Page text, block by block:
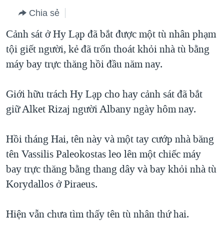
chính
điều
hướng
chính
tới
"Tìm"
BLOG
DIỄN ĐÀN
MỤC
VẠCH TRẦN TIN GIẢ
NGƯỜI VIỆT HẢI NGOẠI
KINH TẾ
KHOA HỌC
SỨC KHOẺ
THỂ THAO
CHUYÊN ĐỀ
CHIẾN TRANH THƯƠNG MẠI CỦA MỸ: QUÁ KHỨ VÀ HIỆN
MỘT NĂM CHIẾN TRANH TẠI DẢI GAZA
GIẢI MÃ VÀNH ĐAI & CON ĐƯỜNG
NGÀY TỊ NẠN THẾ GIỚI
TRỊNH VĨNH BÌNH - NGƯỜI HẠ 'BÊN THẮNG CUỘC'
GROUND ZERO – XƯA VÀ NAY
HỌC TIẾNG ANH
VIDEO
MẠNG XÃ HỘI
Chia sẻ
Cảnh sát ở Hy Lạp đã bắt được một tù nhân phạm
tội giết người, kẻ đã trốn thoát khỏi nhà tù bằng
máy bay trực thăng hồi đầu năm nay.
Giới hữu trách Hy Lạp cho hay cảnh sát đã bắt
giữ Alket Rizaj người Albany ngày hôm nay.
Hồi tháng Hai, tên này và một tay cướp nhà băng
tên Vassilis Paleokostas leo lên một chiếc máy
bay trực thăng bằng thang dây và bay khỏi nhà tù
Korydallos ở Piraeus.
Hiện vẫn chưa tìm thấy tên tù nhân thứ hai.